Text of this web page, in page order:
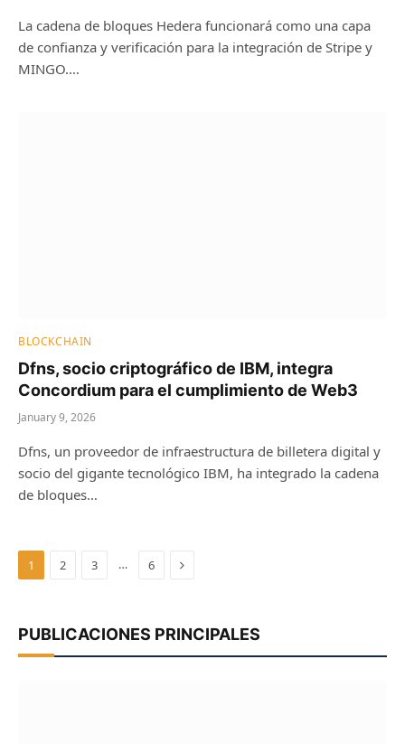
La cadena de bloques Hedera funcionará como una capa
de confianza y verificación para la integración de Stripe y
MINGO.…
BLOCKCHAIN
Dfns, socio criptográfico de IBM, integra
Concordium para el cumplimiento de Web3
January 9, 2026
Dfns, un proveedor de infraestructura de billetera digital y
socio del gigante tecnológico IBM, ha integrado la cadena
de bloques…
1 2 3 … 6 Next
PUBLICACIONES PRINCIPALES